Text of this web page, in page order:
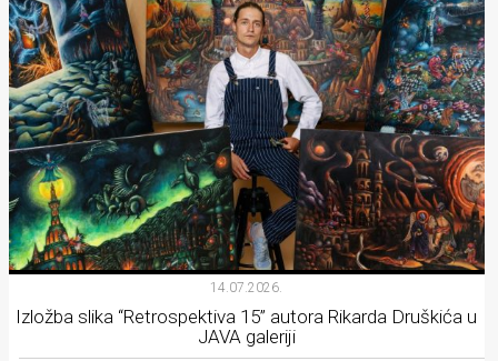
14.07.2026.
Izložba slika “Retrospektiva 15” autora Rikarda Druškića u
JAVA galeriji